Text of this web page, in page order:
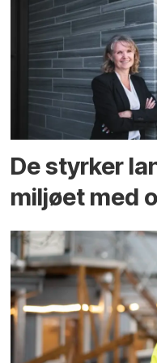
De styrker
miljøet med